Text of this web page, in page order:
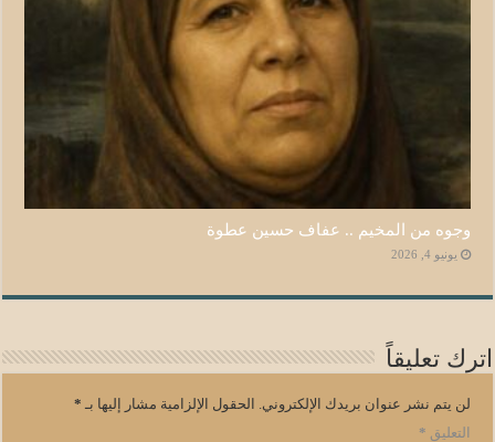
وجوه من المخيم .. عفاف حسين عطوة
يونيو 4, 2026
اترك تعليقاً
لن يتم نشر عنوان بريدك الإلكتروني. الحقول الإلزامية مشار إليها بـ *
التعليق *